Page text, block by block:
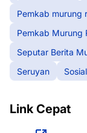
Pemkab murung
Pemkab Murung
Seputar Berita
Seruyan
Sosial
Link Cepat